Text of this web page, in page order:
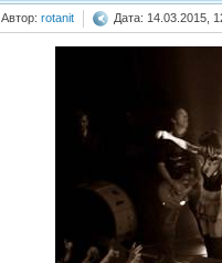
Автор: rotanit Дата: 14.03.2015,